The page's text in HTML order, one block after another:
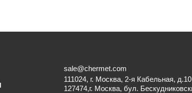
sale@chermet.com
111024, г. Москва, 2-я Кабельная, д.10
127474,г. Москва, бул.